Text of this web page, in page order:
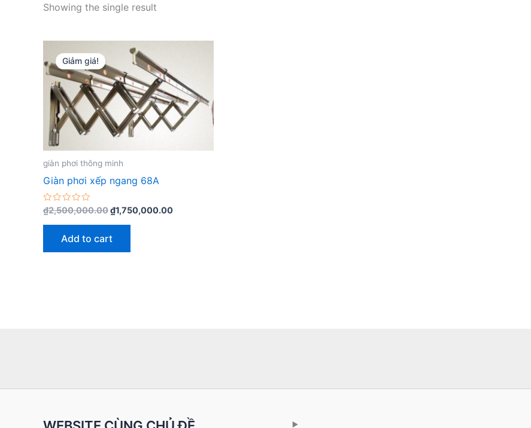
Showing the single result
Giảm giá!
giàn phơi thông minh
Giàn phơi xếp ngang 68A
Rated
0
out
₫2,500,000.00₫1,750,000.00
Add to cart